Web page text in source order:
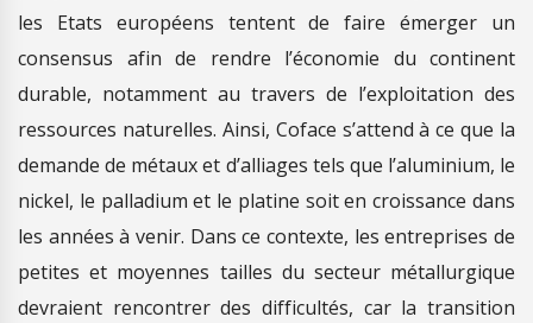
les Etats européens tentent de faire émerger un
consensus afin de rendre l’économie du continent
durable, notamment au travers de l’exploitation des
ressources naturelles. Ainsi, Coface s’attend à ce que la
demande de métaux et d’alliages tels que l’aluminium, le
nickel, le palladium et le platine soit en croissance dans
les années à venir. Dans ce contexte, les entreprises de
petites et moyennes tailles du secteur métallurgique
devraient rencontrer des difficultés, car la transition